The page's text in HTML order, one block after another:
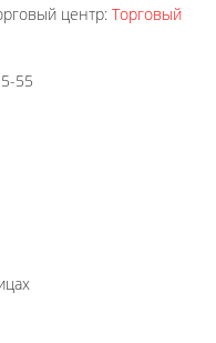
центр: Торговый
55